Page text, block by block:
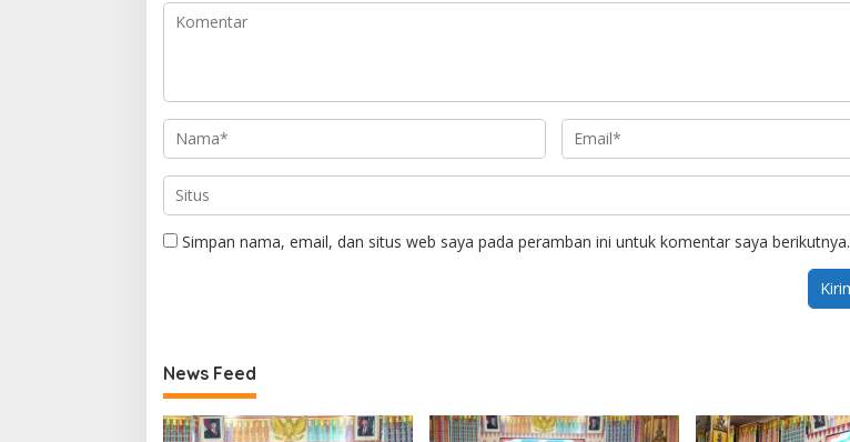
Simpan nama, email, dan situs web saya pada peramban ini untuk komentar saya berikutnya.
News Feed